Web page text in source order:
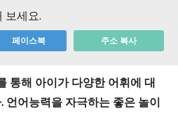
보세요.
페이스북 주소 복사
통해 아이가 다양한 어휘에 대
언어능력을 자극하는 좋은 놀이